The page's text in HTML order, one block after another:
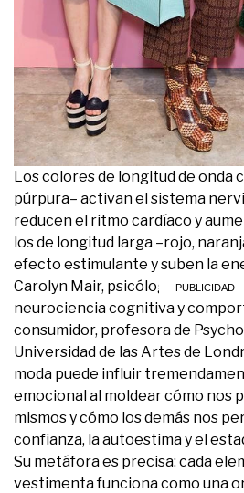
Los colores de longitud de onda
púrpura– activan el sistema
reducen el ritmo cardíaco y
los de longitud larga –rojo,
efecto estimulante y suben la
Carolyn Mair, psicóloga
neurociencia cognitiva y
consumidor, profesora de
Universidad de las Artes de
moda puede influir
emocional al moldear cómo nos
mismos y cómo los demás nos
confianza, la autoestima y el
Su metáfora es precisa: cada
vestimenta funciona como una